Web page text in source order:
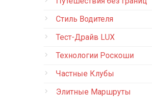
Стиль Водителя
Тест-Драйв LUX
Технологии Роскоши
Частные Клубы
Элитные Маршруты